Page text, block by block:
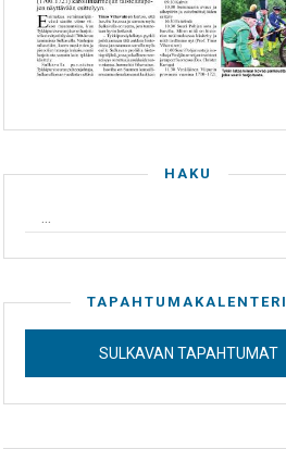
HAKU
TAPAHTUMAKALENTERI
SULKAVAN TAPAHTUMAT